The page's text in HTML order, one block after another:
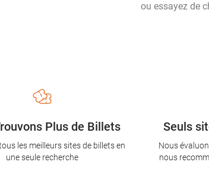
ou essayez de
Seuls
Nous
nous
Plus de Billets
les meilleurs sites de billets en
une seule recherche